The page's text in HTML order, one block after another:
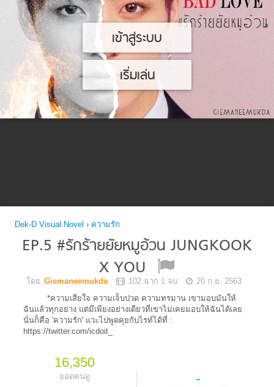
เข้าสู่ระบบ
เริ่มเล่น
Dek-D Visual Novel › ความรัก
EP.5 #รักร้ายยัยหมูอ้วน JUNGKOOK
X YOU
โดย Giemaneemukda 102 ฉาก 1 จบ
20 ก.ย. 2563
*ความเสียใจ ความเจ็บปวด ความทรมาน เขามอบมันให้
ฉันแล้วทุกอย่าง แต่มีเพียงอย่างเดียวที่เขาไม่เคยมอบให้ฉันได้เลย
นั่นก็คือ 'ความรัก' แวะไปพูดคุยกับไรท์ได้ที่ :
https://twitter.com/icdoit_
16,350
ยอดคนดู -